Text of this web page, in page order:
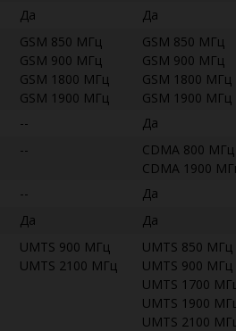
Да
Да
GSM 850 МГц
GSM 900 МГц
GSM 1800 МГц
GSM 1900 МГц
GSM 850 МГц
GSM 900 МГц
GSM 1800 МГц
GSM 1900 МГц
--
Да
--
CDMA 800 МГц
CDMA 1900
--
Да
Да
Да
UMTS 900 МГц
UMTS 2100 МГц
UMTS 850 МГц
UMTS 900 МГц
UMTS 1700
UMTS 1900
UMTS 2100